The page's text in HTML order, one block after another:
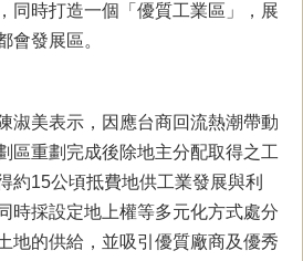
同時打造一個「優質工業區」，展
會發展區。
淑美表示，因應台商回流熱潮帶動
區重劃完成後除地主分配取得之工
約15公頃抵費地供工業發展與利
時採設定地上權等多元化方式處分
地的供給，並吸引優質廠商及優秀